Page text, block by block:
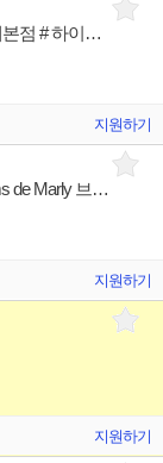
# TASAKI. 타사키 # 롯데월드타워/현대압구정/롯데본점 # 하이엔드 주얼리 브랜드 명품아티스트
지원하기
# 퍼퓸드말리 # 현대판교(장기AR/일12만) # Parfums de Marly 브랜드 뷰티아티스트
지원하기
지원하기